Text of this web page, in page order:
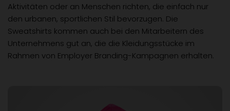
Aktivitäten oder an Menschen richten, die einfach nur
den urbanen, sportlichen Stil bevorzugen. Die
Sweatshirts kommen auch bei den Mitarbeitern des
Unternehmens gut an, die die Kleidungsstücke im
Rahmen von Employer Branding-Kampagnen erhalten.